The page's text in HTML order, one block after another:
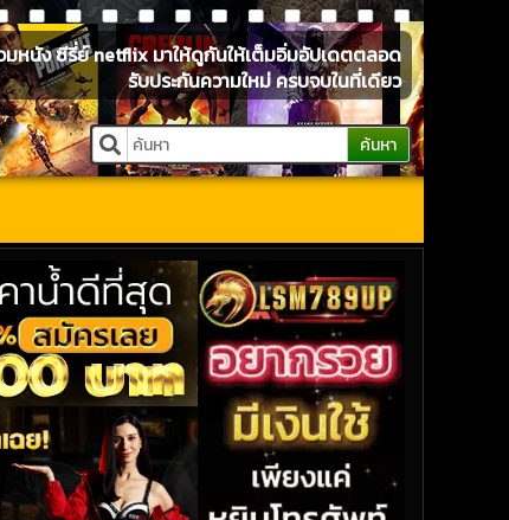
หนัง ซีรี่ย์ netflix มาให้ดูกันให้เต็มอิ่มอัปเดตตลอด
รับประกันความใหม่ ครบจบในที่เดียว
ค้นหา